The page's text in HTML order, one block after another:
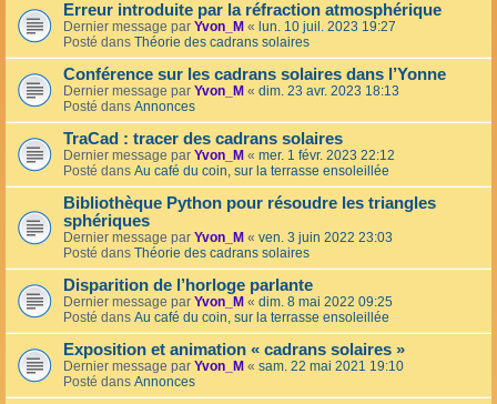
Erreur introduite par la réfraction atmosphérique
Dernier message par Yvon_M « lun. 10 juil. 2023 19:27
Posté dans Théorie des cadrans solaires
Conférence sur les cadrans solaires dans l’Yonne
Dernier message par Yvon_M « dim. 23 avr. 2023 18:13
Posté dans Annonces
TraCad : tracer des cadrans solaires
Dernier message par Yvon_M « mer. 1 févr. 2023 22:12
Posté dans Au café du coin, sur la terrasse ensoleillée
Bibliothèque Python pour résoudre les triangles
sphériques
Dernier message par Yvon_M « ven. 3 juin 2022 23:03
Posté dans Théorie des cadrans solaires
Disparition de l’horloge parlante
Dernier message par Yvon_M « dim. 8 mai 2022 09:25
Posté dans Au café du coin, sur la terrasse ensoleillée
Exposition et animation « cadrans solaires »
Dernier message par Yvon_M « sam. 22 mai 2021 19:10
Posté dans Annonces